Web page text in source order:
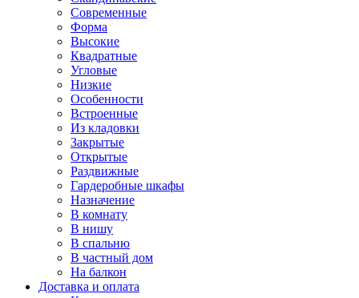
Современные
Форма
Высокие
Квадратные
Угловые
Низкие
Особенности
Встроенные
Из кладовки
Закрытые
Открытые
Раздвижные
Гардеробные шкафы
Назначение
В комнату
В нишу
В спальню
В частный дом
На балкон
Доставка и оплата